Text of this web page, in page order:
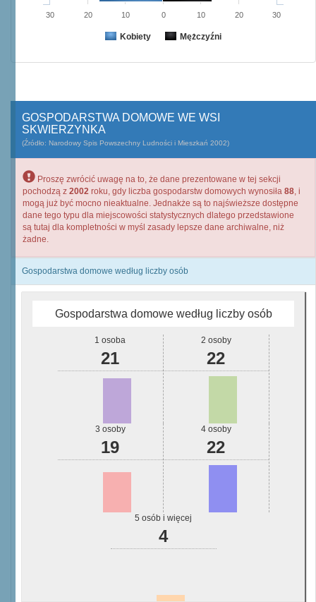
Kobiety Mężczyźni
30 20 10 0 10 20 30
GOSPODARSTWA DOMOWE WE WSI
SKWIERZYNKA
(Źródło: Narodowy Spis Powszechny Ludności i Mieszkań 2002)
Proszę zwrócić uwagę na to, że dane prezentowane w tej sekcji
pochodzą z 2002 roku, gdy liczba gospodarstw domowych wynosiła 88, i
mogą już być mocno nieaktualne. Jednakże są to najświeższe dostępne
dane tego typu dla miejscowości statystycznych dlatego przedstawione
są tutaj dla kompletności w myśl zasady lepsze dane archiwalne, niż
żadne.
Gospodarstwa domowe według liczby osób
Gospodarstwa domowe według liczby osób
1 osoba
21
2 osoby
22
3 osoby
19
4 osoby
22
5 osób i więcej
4